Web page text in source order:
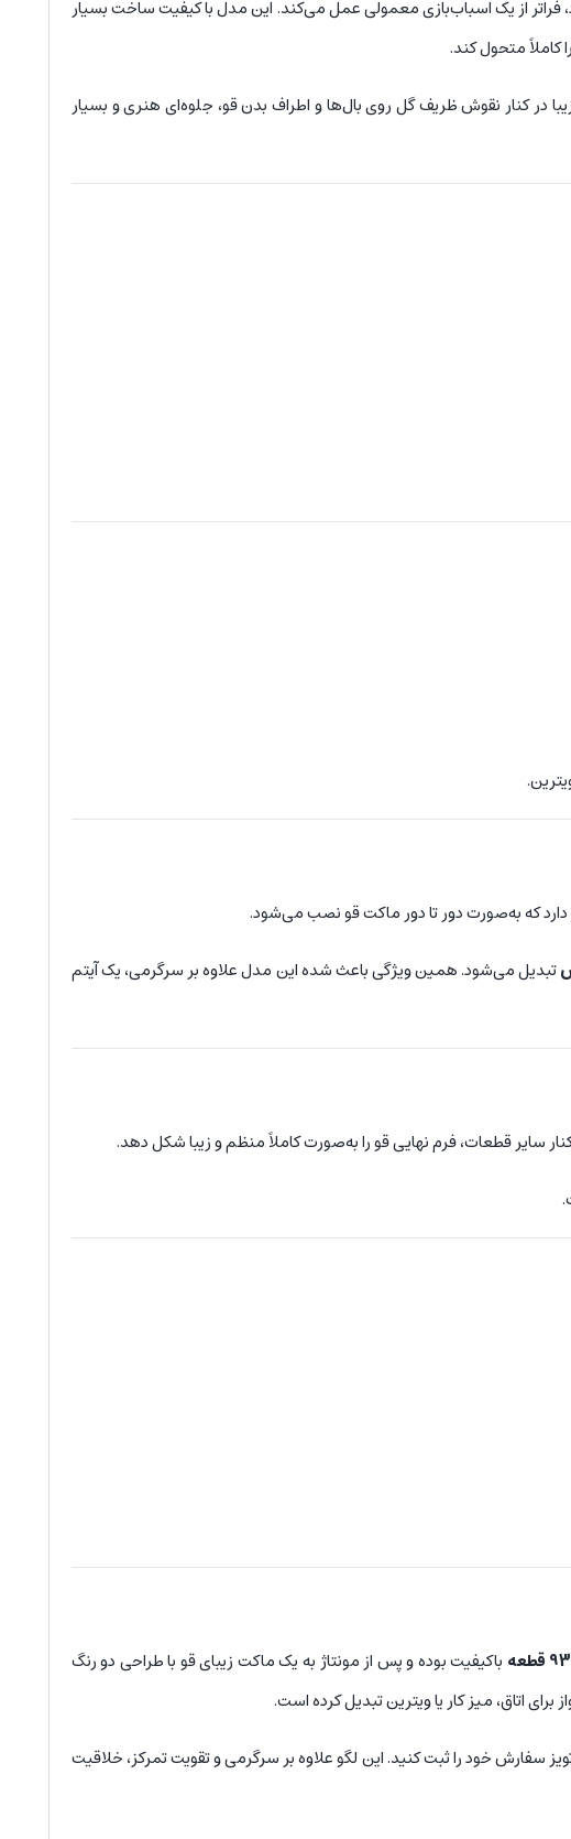
از یک اسباب‌بازی معمولی عمل می‌کند. این مدل با کیفیت ساخت بسیار
کاملاً متحول کند.
در کنار نقوش ظریف گل روی بال‌ها و اطراف بدن قو، جلوه‌ای هنری و بسیار
دارد که به‌صورت دور تا دور ماکت قو نصب می‌شود.
تبدیل می‌شود. همین ویژگی باعث شده این مدل علاوه بر سرگرمی، یک آیتم
سایر قطعات، فرم نهایی قو را به‌صورت کاملاً منظم و زیبا شکل دهد.
قطعه
باکیفیت بوده و پس از مونتاژ به یک ماکت زیبای قو با طراحی دو رنگ
تویز سفارش خود را ثبت کنید. این لگو علاوه بر سرگرمی و تقویت تمرکز، خلاقیت